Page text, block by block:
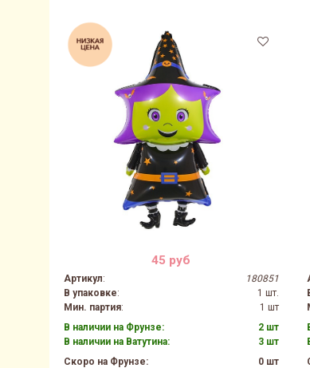
45 руб
Артикул:
180851
В упаковке:
1 шт.
Мин. партия:
1 шт
В наличии на Фрунзе:
2 шт
В наличии на Ватутина:
3 шт
Скоро на Фрунзе:
0 шт